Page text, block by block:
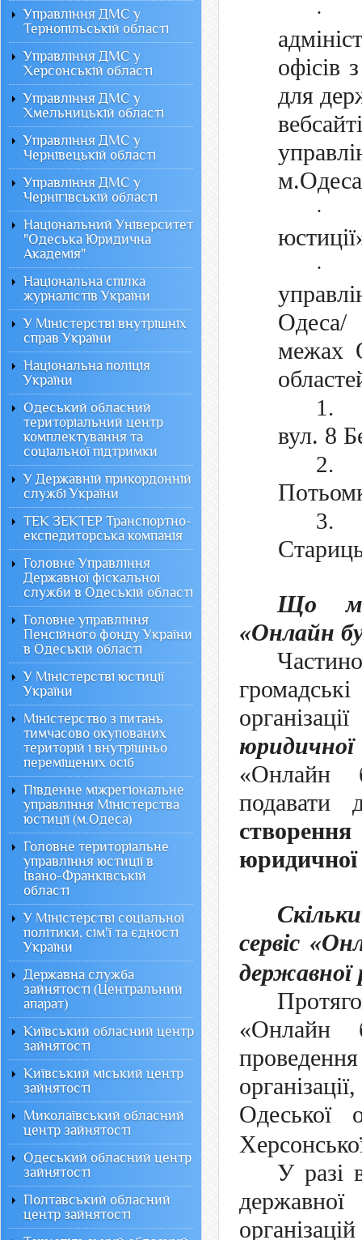
·
офісів
для
·
·
Одеса/
межах
1.
вул. 8
2.
3.
Що
«Онлайн
«Онлайн
подавати
юридичної
сервіс
державної
«Онлайн
Одеської
У разі
Управління ДМС у
Тернопільській області
Управління ДМС у
Херсонській області
Управління ДМС у
Хмельницькій області
Управління ДМС у
Чернівецькій області
Управління ДМС у
Чернігівській області
Національний Університет
"Одеська Юридична
Академія"
Національна спілка
журналістів України
У Міністерстві внутрішніх
справ України
Національна поліція
України
Одеський обласний
територіальний центр
комплектування та
соціальної підтримки
У Державній прикордонній
службі України
ТЕК ЗЕКТЕР Транспортно-
експедиторська компанія
Головне Управління
Державної фіскальної
служби в Одеській області
Головне управління
Пенсійного фонду України
в Одеській області
У Міністерстві юстиції
України
Міністерство з питань
тимчасово окупованих
територій і внутрішньо
переміщених осіб
Південне міжрегіональне
управління Міністерства
юстиції (м.Одеса)
Головне територіальне
управління юстиції в
Івано-Франківській
області
У Міністерстві соціальної
політики, сім'ї та єдності
України
Державна служба
зайнятості (Центральний
апарат)
Київський обласний центр
зайнятості
Київський міський центр
зайнятості
Миколаївський обласний
центр зайнятості
Одеський обласний центр
зайнятості
Полтавський обласний
центр зайнятості